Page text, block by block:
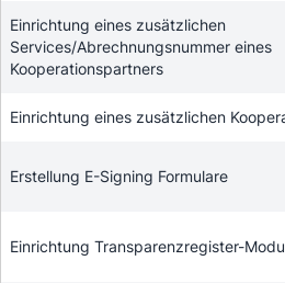
Einrichtung eines zusätzlichen
Services/Abrechnungsnummer eines
Kooperationspartners
Einrichtung eines zusätzlichen
Erstellung E-Signing Formulare
Einrichtung Transparenzregister-